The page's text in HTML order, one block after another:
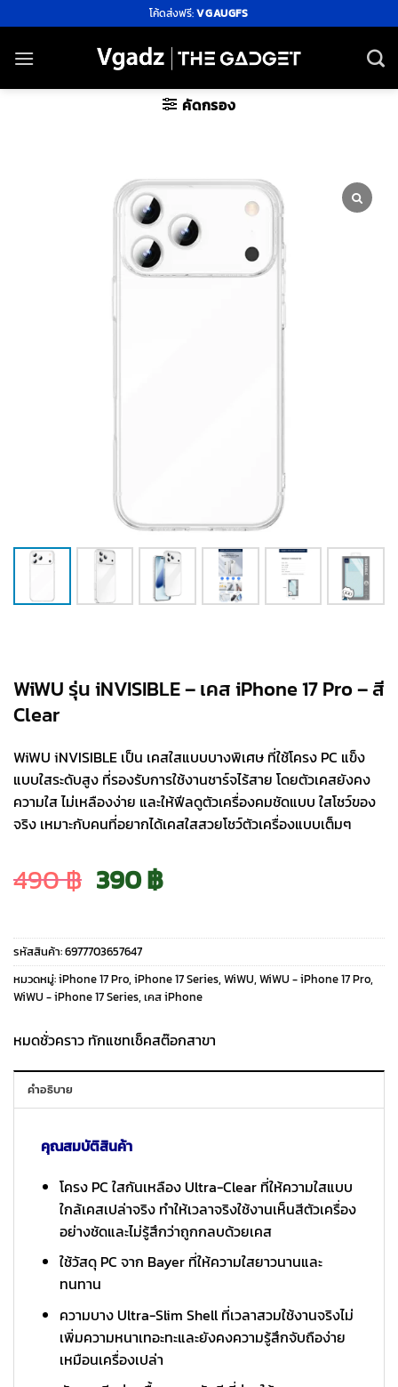
ไป
ยัง
โค้ดส่งฟรี:VGAUGFS
คัดกรอง
WiWU รุ่น iNVISIBLE – เคส iPhone 17 Pro – สี
Clear
WiWU iNVISIBLE เป็น เคสใสแบบบางพิเศษ ที่ใช้โครง PC แข็ง
แบบใสระดับสูง ที่รองรับการใช้งานชาร์จไร้สาย โดยตัวเคสยังคง
ความใส ไม่เหลืองง่าย และให้ฟีลดูตัวเครื่องคมชัดแบบ ใสโชว์ของ
จริง เหมาะกับคนที่อยากได้เคสใสสวยโชว์ตัวเครื่องแบบเต็มๆ
490฿ Original
price
was:
490 ฿.
390฿Current
price
is:
390 ฿.
รหัสสินค้า:6977703657647
หมวดหมู่:iPhone 17 Pro, iPhone 17 Series, WiWU, WiWU - iPhone 17 Pro,
WiWU - iPhone 17 Series, เคส iPhone
หมดชั่วคราว ทักแชทเช็คสต๊อกสาขา
คำอธิบาย
คุณสมบัติสินค้า
โครง PC ใสกันเหลือง Ultra-Clear ที่ให้ความใสแบบ
ใกล้เคสเปล่าจริง ทำให้เวลาจริงใช้งานเห็นสีตัวเครื่อง
อย่างชัดและไม่รู้สึกว่าถูกกลบด้วยเคส
ใช้วัสดุ PC จาก Bayer ที่ให้ความใสยาวนานและ
ทนทาน
ความบาง Ultra-Slim Shell ที่เวลาสวมใช้งานจริงไม่
เพิ่มความหนาเทอะทะและยังคงความรู้สึกจับถือง่าย
เหมือนเครื่องเปล่า